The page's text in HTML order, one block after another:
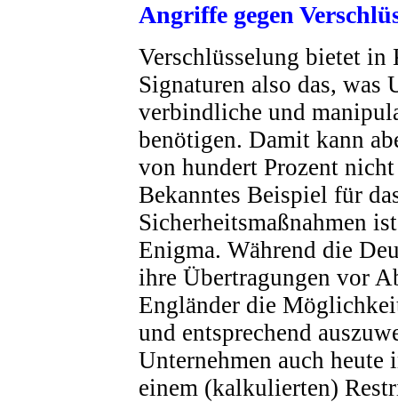
Angriffe gegen
Verschlüsselung bietet
Signaturen also das, was
verbindliche und
benötigen. Damit kann
von hundert Prozent
Bekanntes Beispiel für
Sicherheitsmaßnahmen
Enigma. Während die
ihre Übertragungen vor
Engländer die
und entsprechend
Unternehmen auch
einem (kalkulierten)